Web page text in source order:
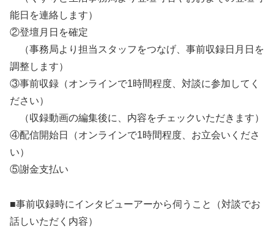
能日を連絡します）
②登壇月日を確定
（事務局より担当スタッフをつなげ、事前収録日月日を
調整します）
③事前収録（オンラインで1時間程度、対談に参加してく
ださい）
（収録動画の編集後に、内容をチェックいただきます）
④配信開始日（オンラインで1時間程度、お立会いくださ
い）
⑤謝金支払い
■事前収録時にインタビューアーから伺うこと（対談でお
話しいただく内容）